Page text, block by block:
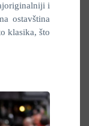
i
ostavština
klasika, što